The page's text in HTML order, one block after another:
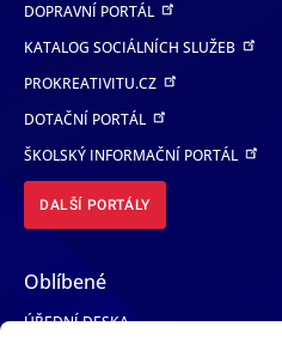
DOPRAVNÍ PORTÁL
KATALOG SOCIÁLNÍCH SLUŽEB
PROKREATIVITU.CZ
DOTAČNÍ PORTÁL
ŠKOLSKÝ INFORMAČNÍ PORTÁL
DALŠÍ PORTÁLY
Oblíbené
ÚŘEDNÍ DESKA